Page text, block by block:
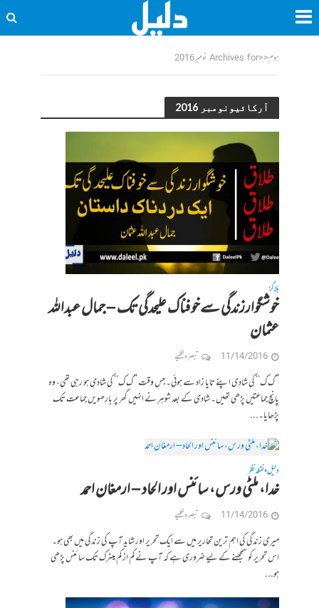
ہوم<<Archives for نومبر 2016
آرکائیونومبر 2016
بلاگز
خوشگوارزندگی سےخوفناک علیحدگی تک – جمال عبداللہ
عثمان
11/14/2016 تبصرہ لکھیے
’’ک ک‘‘ کی شادی اپنے تایا زاد سے ہوئی۔ جس وقت ’’ک ک‘‘ کی شادی ہو رہی تھی، وہ
پانچ جماعتیں پڑھی تھیں۔ شادی کے بعد شوہر نے انہیں گھر پر بارھویں جماعت تک
پڑھایا۔...
دلیل•نقطہ نظر
خدا، ملٹی ورس، سائنس اور الحاد – ارمغان احمد
11/14/2016 تبصرہ لکھیے
میری زندگی کی اہم ترین تحاریر میں سے ایک تحریر اور شاید آپ کی زندگی میں بھی ہو۔
اس تحریر کو سمجھنے کے لیے ضروری ہے کہ آپ نے کم از کم میٹرک تک سائنس پڑھی
ہو...